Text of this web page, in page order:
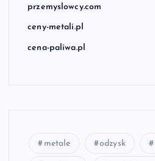
przemyslowcy.com
ceny-metali.pl
cena-paliwa.pl
metale odzysk